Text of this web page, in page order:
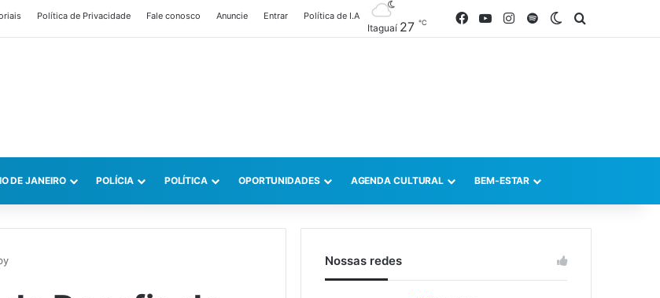
Política de Privacidade Fale conosco Anuncie Entrar Política de I.A
Itaguaí 27 ℃ FacebookYouTubeInstagram
SpotifySwitch skin
DE JANEIRO POLÍCIA POLÍTICA OPORTUNIDADES AGENDA CULTURAL BEM-ESTAR
Nossas redes